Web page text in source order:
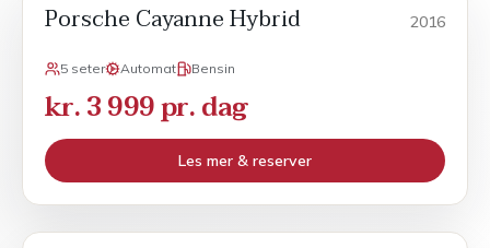
Porsche Cayanne Hybrid 2016
5 seter Automat Bensin
kr. 3 999 pr. dag
Les mer & reserver